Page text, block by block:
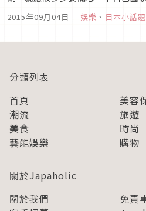
世界第一本輕鬆認識憲法的書籍
國憲法』（須藤彩/繪圖・宙出版）
上可愛的插畫，還有下野紘、江
2015年09月04日 ｜ 娛樂 、 日本小話題
分類列表
首頁
美容
潮流
旅遊
美食
時尚
藝能娛樂
購物
關於Japaholic
關於我們
免責